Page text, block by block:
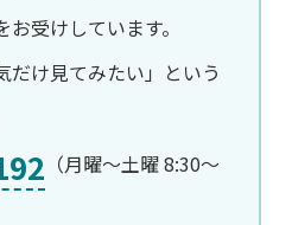
受けしています。
だけ見てみたい」という
（月曜〜土曜 8:30〜